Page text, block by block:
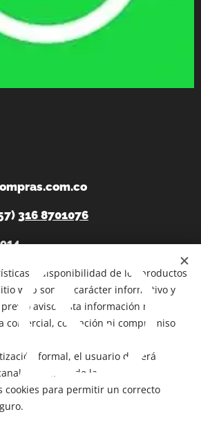
316 8701076
tecnocompras
(57) 316 8701076
@ Bogotá- Colombia Tecnocompras
los derechos reservados
Cookies
y disponibilidad de los productos
web son de carácter informativo y
aviso. Esta información no
comercial, cotización ni compromiso
formal, el usuario deberá
oficiales de la
cookies para permitir un correcto